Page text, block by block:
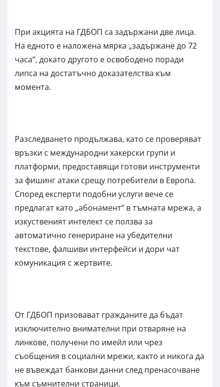
При акцията на ГДБОП са задържани две лица.
На едното е наложена мярка „задържане до 72
часа“, докато другото е освободено поради
липса на достатъчно доказателства към
момента.
Разследването продължава, като се проверяват
връзки с международни хакерски групи и
платформи, предоставящи готови инструменти
за фишинг атаки срещу потребители в Европа.
Според експерти подобни услуги вече се
предлагат като „абонамент“ в тъмната мрежа, а
изкуственият интелект се ползва за
автоматично генериране на убедителни
текстове, фалшиви интерфейси и дори чат
комуникация с жертвите.
От ГДБОП призовават гражданите да бъдат
изключително внимателни при отваряне на
линкове, получени по имейл или чрез
съобщения в социални мрежи, както и никога да
не въвеждат банкови данни след пренасочване
към съмнителни страници.